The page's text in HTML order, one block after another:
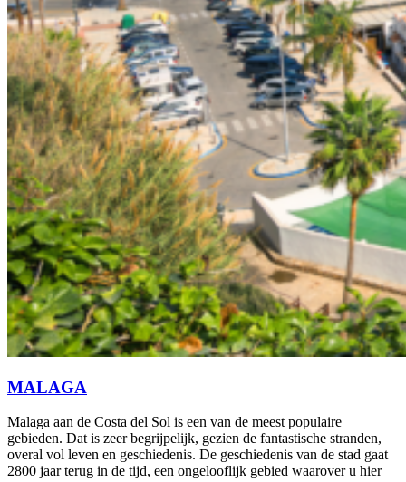
MALAGA
Malaga aan de Costa del Sol is een van de meest populaire
gebieden. Dat is zeer begrijpelijk, gezien de fantastische stranden,
overal vol leven en geschiedenis. De geschiedenis van de stad gaat
2800 jaar terug in de tijd, een ongelooflijk gebied waarover u hier